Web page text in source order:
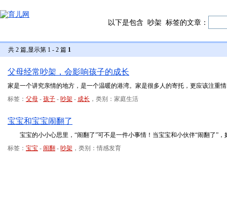
以下是包含 吵架 标签的文章：
共 2 篇,显示第 1 - 2 篇 1
父母经常吵架，会影响孩子的成长
家是一个讲究亲情的地方，是一个温暖的港湾。家是很多人的寄托，更应该注重
标签： 父母 - 孩子 - 吵架 - 成长 ，类别：家庭生活
宝宝和宝宝闹翻了
宝宝的小小心思里，“闹翻了”可不是一件小事情！当宝宝和小伙伴“闹翻了”，
标签： 宝宝 - 闹翻 - 吵架 ，类别：情感发育